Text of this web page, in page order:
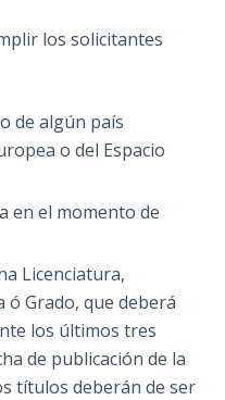
los solicitantes
de algún país
o del Espacio
en el momento de
Licenciatura,
Grado, que deberá
los últimos tres
de publicación de la
títulos deberán de ser